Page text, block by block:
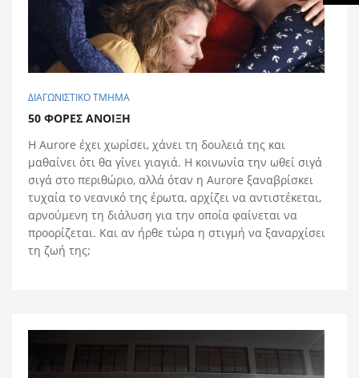
ΔΙΑΓΩΝΙΣΤΙΚΟ ΤΜΗΜΑ
50 ΦΟΡΕΣ ΑΝΟΙΞΗ
H Aurore έχει χωρίσει, χάνει τη δουλειά της και
μαθαίνει ότι θα γίνει γιαγιά. H κοινωνία την ωθεί σιγά
σιγά στο περιθώριο, αλλά όταν η Aurore ξαναβρίσκει
τυχαία το νεανικό της έρωτα, αρχίζει να αντιστέκεται,
αρνούμενη τη διάλυση για την οποία φαίνεται να
προορίζεται. Και αν ήρθε τώρα η στιγμή να ξαναρχίσει
τη ζωή της;